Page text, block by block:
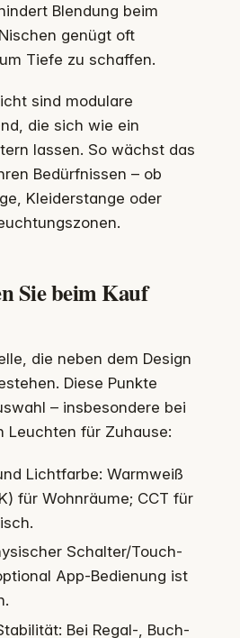
Blendung beim
genügt oft
Tiefe zu schaffen.
sind modulare
die sich wie ein
lassen. So wächst das
Bedürfnissen – ob
Kleiderstange oder
Sie beim Kauf
die neben dem Design
Diese Punkte
– insbesondere bei
Leuchten für Zuhause:
Lichtfarbe: Warmweiß
für Wohnräume; CCT für
Schalter/Touch-
App-Bedienung ist
Bei Regal-, Buch-